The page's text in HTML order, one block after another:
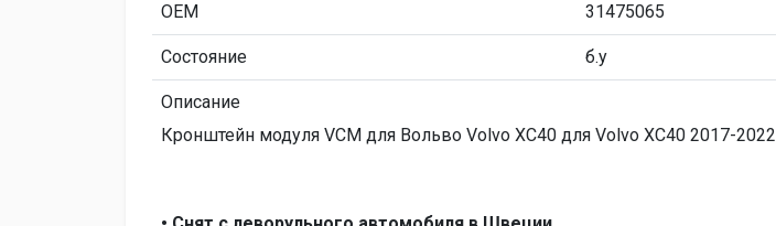
ОЕМ 31475065
Состояние б.у
Описание
Кронштейн модуля VCM для Вольво Volvo XC40 для Volvo XC40 2017-2022